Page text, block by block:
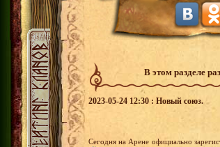
В этом разделе
2023-05-24 12:30 : Новый союз.
Сегодня на Арене официально